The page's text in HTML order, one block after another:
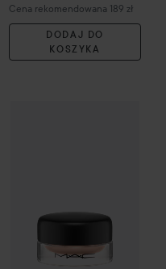
Cena rekomendowana 189 zł
Zalecana cena 189 zł
DODAJ DO
KOSZYKA